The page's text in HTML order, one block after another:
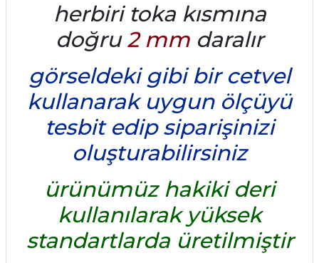
herbiri toka kısmına
doğru2 mm daralır
görseldeki gibi bir cetvel
kullanarak uygun ölçüyü
tesbit edip siparişinizi
oluşturabilirsiniz
ürünümüz hakiki deri
kullanılarak yüksek
standartlarda üretilmiştir